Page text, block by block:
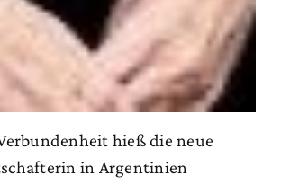
hieß die neue
in Argentinien